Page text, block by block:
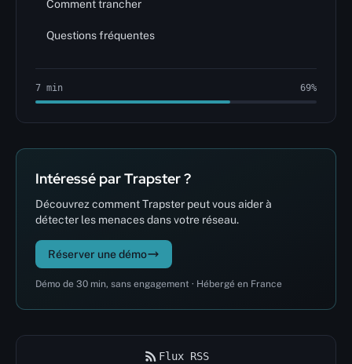
Comment trancher
Questions fréquentes
7 min 69%
Intéressé par Trapster ?
Découvrez comment Trapster peut vous aider à
détecter les menaces dans votre réseau.
Réserver une démo
Démo de 30 min, sans engagement · Hébergé en France
Flux RSS